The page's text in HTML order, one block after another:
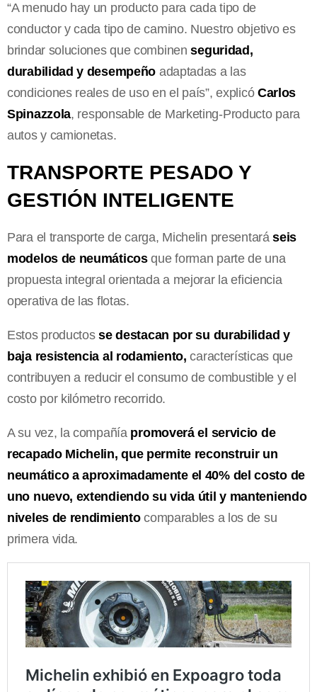
“A menudo hay un producto para cada tipo de
conductor y cada tipo de camino. Nuestro objetivo es
brindar soluciones que combinenseguridad,
durabilidad y desempeño adaptadas a las
condiciones reales de uso en el país”, explicó Carlos
Spinazzola, responsable de Marketing-Producto para
autos y camionetas.
TRANSPORTE PESADO Y
GESTIÓN INTELIGENTE
Para el transporte de carga, Michelin presentaráseis
modelos de neumáticosque forman parte de una
propuesta integral orientada a mejorar la eficiencia
operativa de las flotas.
Estos productosse destacan por su durabilidad y
baja resistencia al rodamiento, características que
contribuyen a reducir el consumo de combustible y el
costo por kilómetro recorrido.
A su vez, la compañía promoverá el servicio de
recapado Michelin, que permite reconstruir un
neumático a aproximadamente el 40% del costo de
uno nuevo, extendiendo su vida útil y manteniendo
niveles de rendimientocomparables a los de su
primera vida.